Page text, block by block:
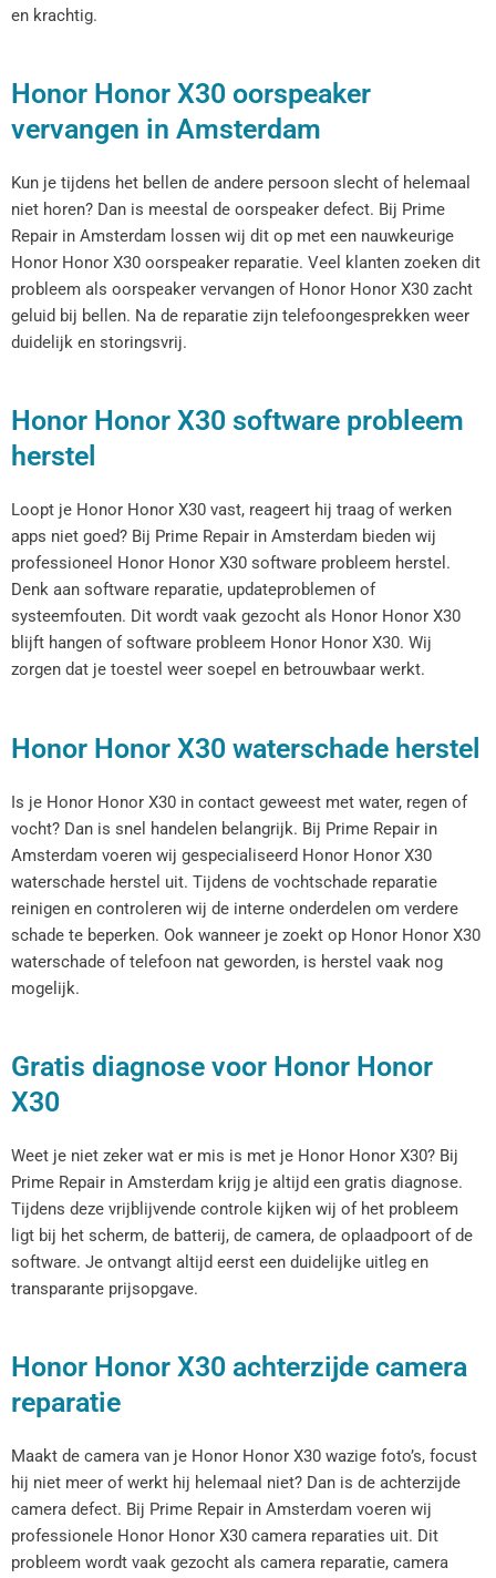
en krachtig.
Honor Honor X30 oorspeaker
vervangen in Amsterdam
Kun je tijdens het bellen de andere persoon slecht of helemaal
niet horen? Dan is meestal de oorspeaker defect. Bij Prime
Repair in Amsterdam lossen wij dit op met een nauwkeurige
Honor Honor X30 oorspeaker reparatie. Veel klanten zoeken dit
probleem als oorspeaker vervangen of Honor Honor X30 zacht
geluid bij bellen. Na de reparatie zijn telefoongesprekken weer
duidelijk en storingsvrij.
Honor Honor X30 software probleem
herstel
Loopt je Honor Honor X30 vast, reageert hij traag of werken
apps niet goed? Bij Prime Repair in Amsterdam bieden wij
professioneel Honor Honor X30 software probleem herstel.
Denk aan software reparatie, updateproblemen of
systeemfouten. Dit wordt vaak gezocht als Honor Honor X30
blijft hangen of software probleem Honor Honor X30. Wij
zorgen dat je toestel weer soepel en betrouwbaar werkt.
Honor Honor X30 waterschade herstel
Is je Honor Honor X30 in contact geweest met water, regen of
vocht? Dan is snel handelen belangrijk. Bij Prime Repair in
Amsterdam voeren wij gespecialiseerd Honor Honor X30
waterschade herstel uit. Tijdens de vochtschade reparatie
reinigen en controleren wij de interne onderdelen om verdere
schade te beperken. Ook wanneer je zoekt op Honor Honor X30
waterschade of telefoon nat geworden, is herstel vaak nog
mogelijk.
Gratis diagnose voor Honor Honor
X30
Weet je niet zeker wat er mis is met je Honor Honor X30? Bij
Prime Repair in Amsterdam krijg je altijd een gratis diagnose.
Tijdens deze vrijblijvende controle kijken wij of het probleem
ligt bij het scherm, de batterij, de camera, de oplaadpoort of de
software. Je ontvangt altijd eerst een duidelijke uitleg en
transparante prijsopgave.
Honor Honor X30 achterzijde camera
reparatie
Maakt de camera van je Honor Honor X30 wazige foto’s, focust
hij niet meer of werkt hij helemaal niet? Dan is de achterzijde
camera defect. Bij Prime Repair in Amsterdam voeren wij
professionele Honor Honor X30 camera reparaties uit. Dit
probleem wordt vaak gezocht als camera reparatie, camera